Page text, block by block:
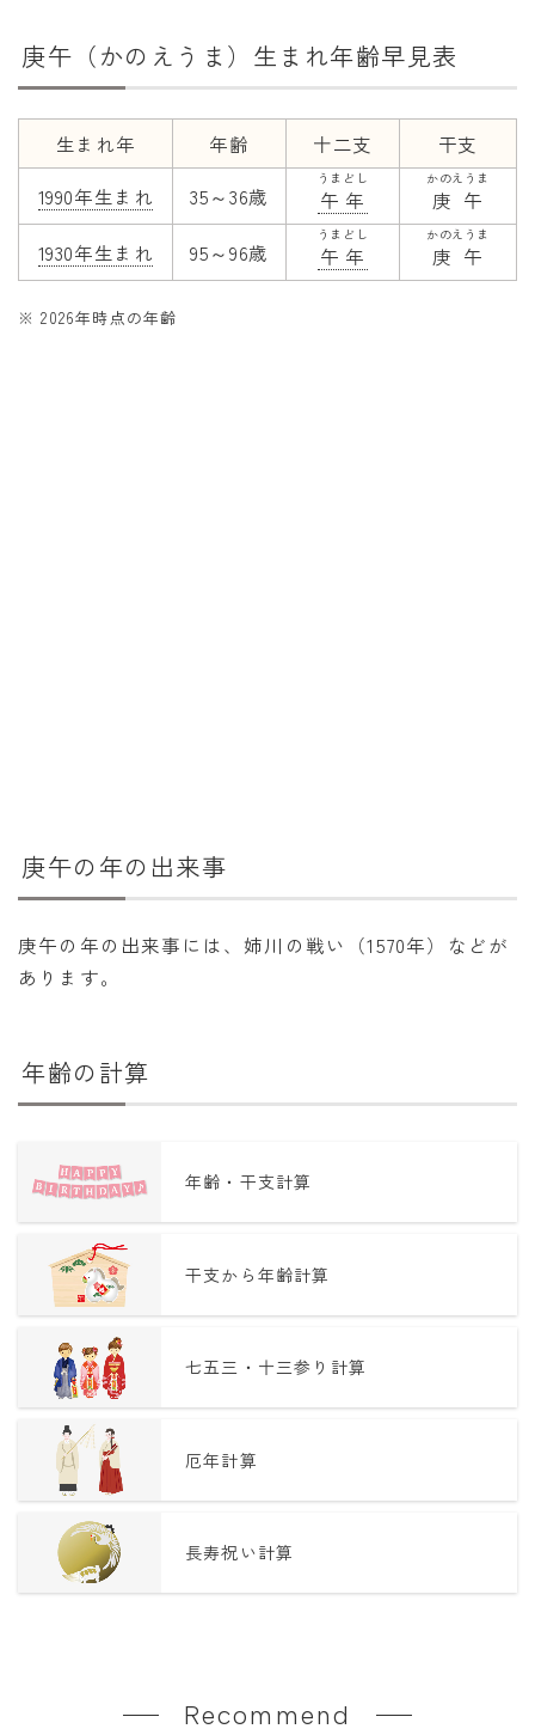
七五三・十三参り計算
厄年計算
長寿祝い計算
学びの資料
学年早見表
偏差値から上位何％計算
庚午（かのえうま）生まれ年齢早見表
生まれ年 年齢 十二支
干支
1990年生まれ
35～36歳 午年
うまどし
庚午
かのえうま
1930年生まれ 95～96歳 午年
うまどし
庚午
かのえうま
※ 2026年時点の年齢
庚午の年の出来事
庚午の年の出来事には、姉川の戦い（1570年）などが
あります。
年齢の計算
年齢・干支計算
干支から年齢計算
七五三・十三参り計算
厄年計算
長寿祝い計算
Recommend